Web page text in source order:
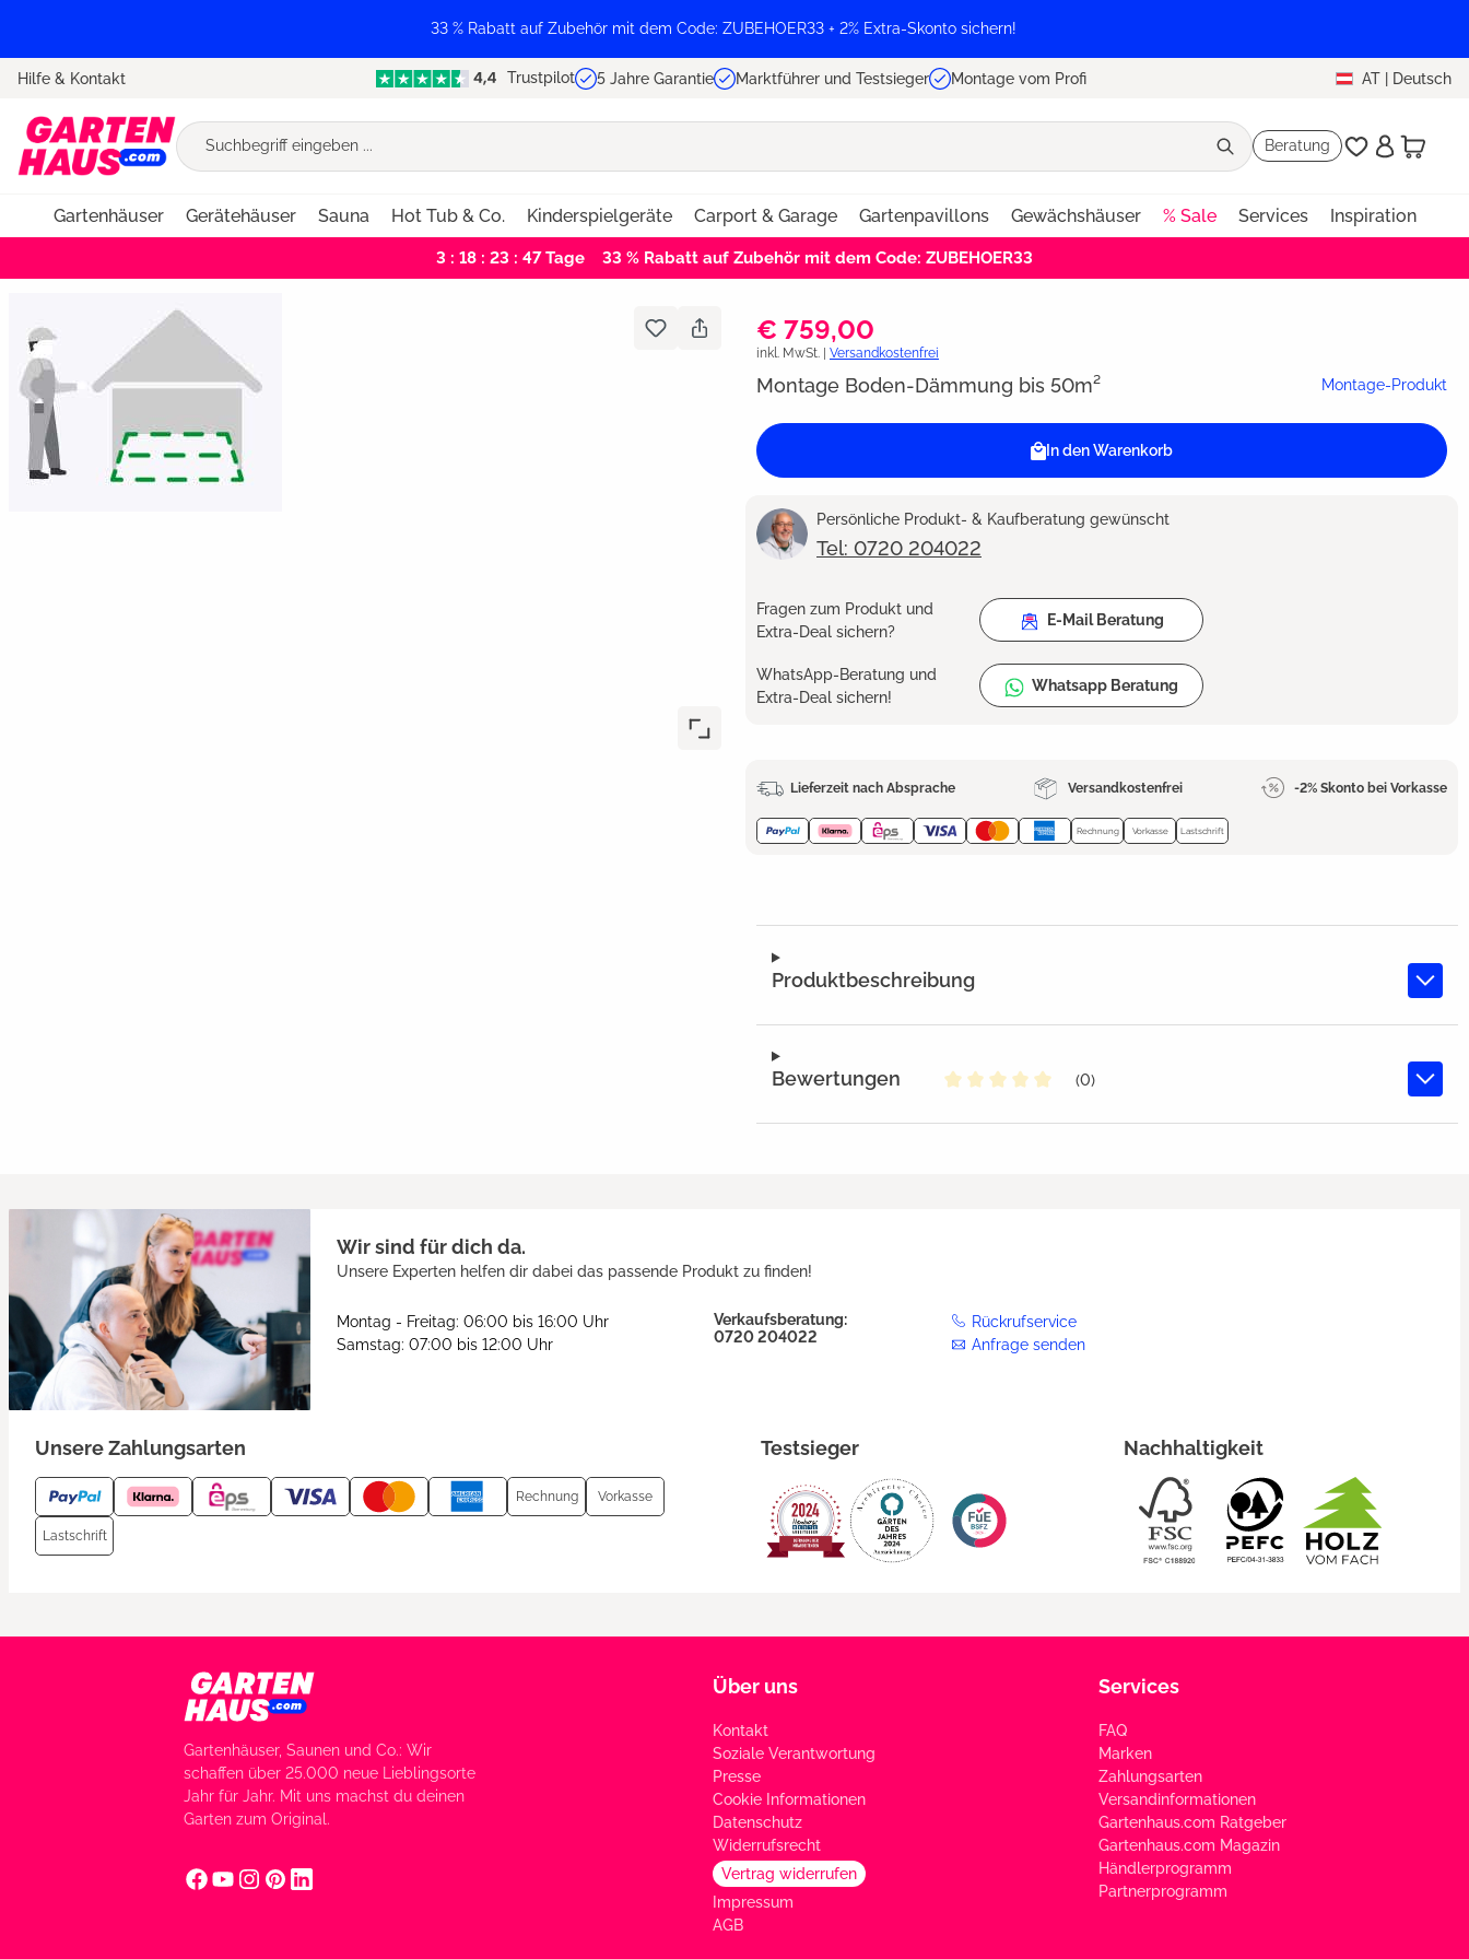
33 % Rabatt auf Zubehör mit dem Code: ZUBEHOER33 + 2% Extra-Skonto sichern!
Hilfe & Kontakt Trustpilot 5 Jahre Garantie Marktführer und Testsieger Montage vom Profi AT | Deutsch
Beratung
Gartenhäuser Gerätehäuser Sauna Hot Tub & Co. Kinderspielgeräte Carport & Garage Gartenpavillons Gewächshäuser % Sale Services Inspiration
3 : 18 : 23 : 46Tage 33 % Rabatt auf Zubehör mit dem Code: ZUBEHOER33
€ 759,00
inkl. MwSt. | Versandkostenfrei
Montage Boden-Dämmung bis 50m² Montage-Produkt
In den Warenkorb
Persönliche Produkt- & Kaufberatung gewünscht
Tel: 0720 204022
Fragen zum Produkt und
Extra-Deal sichern?
E-Mail Beratung
WhatsApp-Beratung und
Extra-Deal sichern!
Whatsapp Beratung
Lieferzeit nach Absprache Versandkostenfrei -2% Skonto bei Vorkasse
Rechnung Vorkasse Lastschrift
Produktbeschreibung
Bewertungen
(0)
Wir sind für dich da.
Unsere Experten helfen dir dabei das passende Produkt zu finden!
Montag - Freitag: 06:00 bis 16:00 Uhr
Samstag: 07:00 bis 12:00 Uhr
Verkaufsberatung:
0720 204022
Rückrufservice
Anfrage senden
Unsere Zahlungsarten
Rechnung Vorkasse
Lastschrift
Testsieger Nachhaltigkeit
Gartenhäuser, Saunen und Co.: Wir
schaffen über 25.000 neue Lieblingsorte
Jahr für Jahr. Mit uns machst du deinen
Garten zum Original.
Über uns
Kontakt
Soziale Verantwortung
Presse
Cookie Informationen
Datenschutz
Widerrufsrecht
Vertrag widerrufen
Impressum
AGB
Services
FAQ
Marken
Zahlungsarten
Versandinformationen
Gartenhaus.com Ratgeber
Gartenhaus.com Magazin
Händlerprogramm
Partnerprogramm